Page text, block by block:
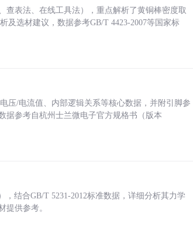
查表法、在线工具法），重点解析了黄铜棒密度取
及选材建议，数据参考GB/T 4423-2007等国家标
压/电流值、内部逻辑关系等核心数据，并附引脚参
据参考自杭州士兰微电子官方规格书（版本
结合GB/T 5231-2012标准数据，详细分析其力学
提供参考。